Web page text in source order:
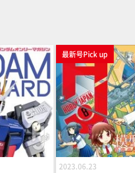
最新号Pick up
2023.06.23